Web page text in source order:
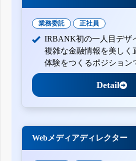
業務委託 正社員
IRBANK初の一人目デザ
複雑な金融情報を美しく
体験をつくるポジション
Detail
Webメディアディレクター